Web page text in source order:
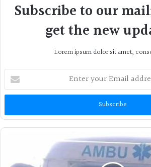
Subscribe to our
get the new
Lorem ipsum dolor sit amet,
Enter
your
Email